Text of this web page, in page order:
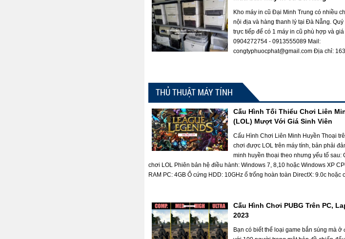
Kho máy in cũ Đại Minh Trung có nhiều
nội địa và hàng thanh lý tại Đà Nẵng.
trực tiếp để có 1 máy in cũ phù hợp và
0904272754 - 0913555089 Mail:
congtyphuocphat@gmail.com Địa chỉ:
THỦ THUẬT MÁY TÍNH
Cấu Hình Tối Thiểu Chơi Liên
(LOL) Mượt Với Giá Sinh Viên
Cấu Hình Chơi Liên Minh Huyền Thoại
chơi được LOL trên máy tính, bản phải
minh huyền thoại theo nhưng yếu tố sau:
chơi LOL Phiên bản hệ điều hành: Windows 7, 8,10 hoặc Windows XP
RAM PC: 4GB Ổ cứng HDD: 10GHz ổ trống hoàn toàn DirectX: 9.0c hoặc
Cấu Hình Chơi PUBG Trên PC,
2023
Bạn có biết thể loại game bắn súng mà ở